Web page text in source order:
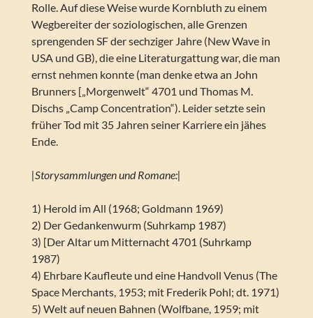
Rolle. Auf diese Weise wurde Kornbluth zu einem
Wegbereiter der soziologischen, alle Grenzen
sprengenden SF der sechziger Jahre (New Wave in
USA und GB), die eine Literaturgattung war, die man
ernst nehmen konnte (man denke etwa an John
Brunners [„Morgenwelt“ 4701 und Thomas M.
Dischs „Camp Concentration“). Leider setzte sein
früher Tod mit 35 Jahren seiner Karriere ein jähes
Ende.
|Storysammlungen und Romane:|
1) Herold im All (1968; Goldmann 1969)
2) Der Gedankenwurm (Suhrkamp 1987)
3) [Der Altar um Mitternacht 4701 (Suhrkamp
1987)
4) Ehrbare Kaufleute und eine Handvoll Venus (The
Space Merchants, 1953; mit Frederik Pohl; dt. 1971)
5) Welt auf neuen Bahnen (Wolfbane, 1959; mit